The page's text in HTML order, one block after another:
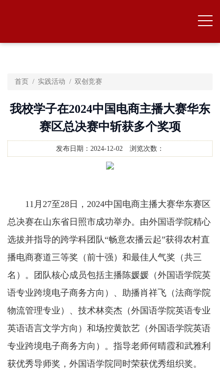
首页 实践活动 双创竞赛
我校学子在2024中国电商主播大赛华东
赛区总决赛中斩获多个奖项
发布日期： 2024-12-02 浏览次数：
11月27至28日，2024中国电商主播大赛华东赛区
总决赛在山东省日照市成功举办。由外国语学院精心
选拔并指导的跨学科团队“畅意农播云起”获得农村直
播电商赛道三等奖（前十强）和最佳人气奖（共三
名）。团队核心成员包括主播陈媛媛（外国语学院英
语专业跨境电子商务方向）、助播肖祥飞（法商学院
物流管理专业）、技术林奕杰（外国语学院英语专业
英语语言文学方向）和场控黄歆艺（外国语学院英语
专业跨境电子商务方向）。指导老师何晴霞和武雅利
获优秀导师奖，外国语学院同时荣获优秀组织奖。